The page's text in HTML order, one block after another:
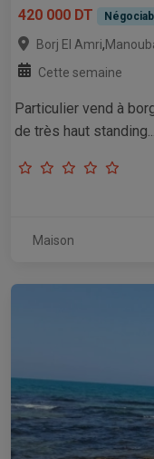
420 000 DT
Borj El Amri,
Cette semaine
Particulier vend à
de très haut standing...
Maison